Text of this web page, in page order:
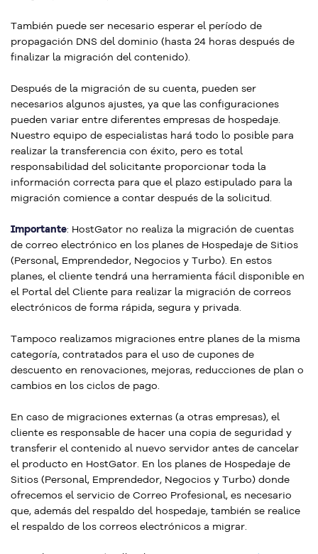
También puede ser necesario esperar el período de
propagación DNS del dominio (hasta 24 horas después de
finalizar la migración del contenido).
Después de la migración de su cuenta, pueden ser
necesarios algunos ajustes, ya que las configuraciones
pueden variar entre diferentes empresas de hospedaje.
Nuestro equipo de especialistas hará todo lo posible para
realizar la transferencia con éxito, pero es total
responsabilidad del solicitante proporcionar toda la
información correcta para que el plazo estipulado para la
migración comience a contar después de la solicitud.
Importante: HostGator no realiza la migración de cuentas
de correo electrónico en los planes de Hospedaje de Sitios
(Personal, Emprendedor, Negocios y Turbo). En estos
planes, el cliente tendrá una herramienta fácil disponible en
el Portal del Cliente para realizar la migración de correos
electrónicos de forma rápida, segura y privada.
Tampoco realizamos migraciones entre planes de la misma
categoría, contratados para el uso de cupones de
descuento en renovaciones, mejoras, reducciones de plan o
cambios en los ciclos de pago.
En caso de migraciones externas (a otras empresas), el
cliente es responsable de hacer una copia de seguridad y
transferir el contenido al nuevo servidor antes de cancelar
el producto en HostGator. En los planes de Hospedaje de
Sitios (Personal, Emprendedor, Negocios y Turbo) donde
ofrecemos el servicio de Correo Profesional, es necesario
que, además del respaldo del hospedaje, también se realice
el respaldo de los correos electrónicos a migrar.